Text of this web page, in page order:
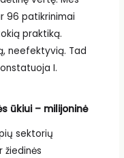
96 patikrinimai
praktiką.
neefektyvią. Tad
I.
ūkiui – milijoninė
sektorių
žiedinės